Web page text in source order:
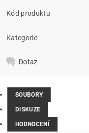
Kód produktu
Kategorie
Dotaz
SOUBORY
DISKUZE
HODNOCENÍ